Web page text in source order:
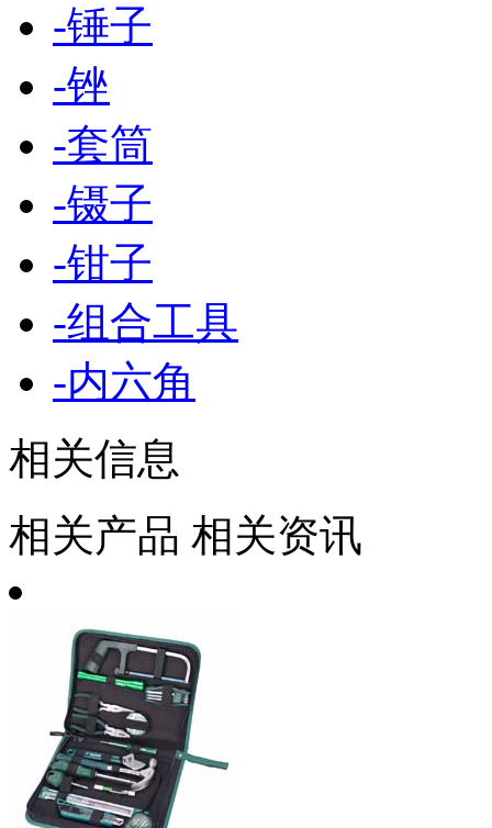
-锤子
-锉
-套筒
-镊子
-钳子
-组合工具
-内六角
相关信息
相关产品 相关资讯